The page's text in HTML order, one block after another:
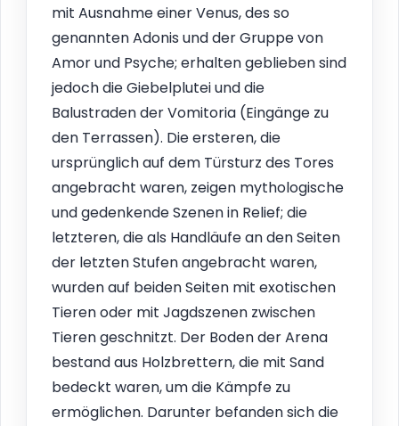
mit Ausnahme einer Venus, des so
genannten Adonis und der Gruppe von
Amor und Psyche; erhalten geblieben sind
jedoch die Giebelplutei und die
Balustraden der Vomitoria (Eingänge zu
den Terrassen). Die ersteren, die
ursprünglich auf dem Türsturz des Tores
angebracht waren, zeigen mythologische
und gedenkende Szenen in Relief; die
letzteren, die als Handläufe an den Seiten
der letzten Stufen angebracht waren,
wurden auf beiden Seiten mit exotischen
Tieren oder mit Jagdszenen zwischen
Tieren geschnitzt. Der Boden der Arena
bestand aus Holzbrettern, die mit Sand
bedeckt waren, um die Kämpfe zu
ermöglichen. Darunter befanden sich die